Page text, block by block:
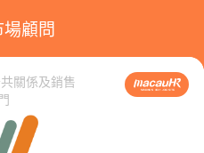
顧問
關係及銷售